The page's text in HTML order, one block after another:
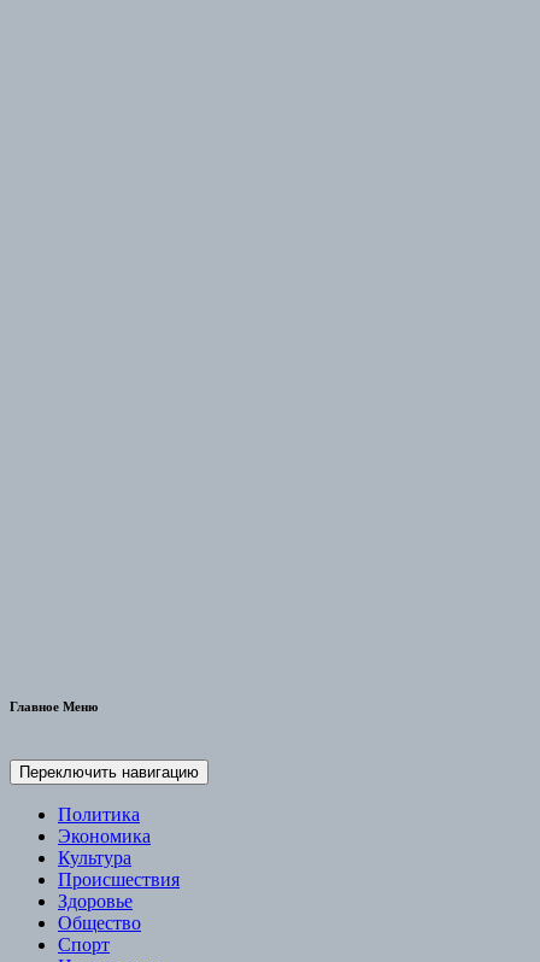
Главное Меню
Переключить навигацию
Политика
Экономика
Культура
Происшествия
Здоровье
Общество
Спорт